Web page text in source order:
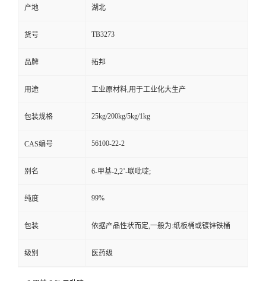
产地 湖北
货号 TB3273
品牌 拓邦
用途 工业原材料,用于工业化大生产
包装规格 25kg/200kg/5kg/1kg
CAS编号 56100-22-2
别名 6-甲基-2,2’-联吡啶;
纯度 99%
包装 依据产品性状而定,一般为:纸板桶或镀锌铁桶
级别 医药级